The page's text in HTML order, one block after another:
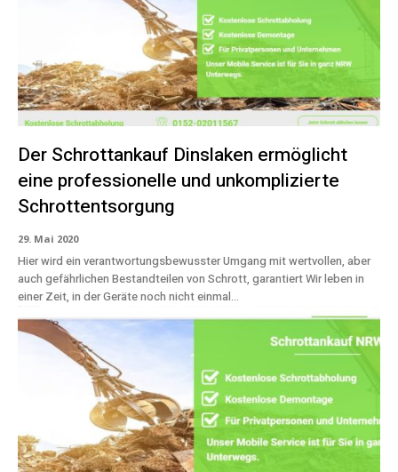
Der Schrottankauf Dinslaken ermöglicht
eine professionelle und unkomplizierte
Schrottentsorgung
29. Mai 2020
Hier wird ein verantwortungsbewusster Umgang mit wertvollen, aber
auch gefährlichen Bestandteilen von Schrott, garantiert Wir leben in
einer Zeit, in der Geräte noch nicht einmal...